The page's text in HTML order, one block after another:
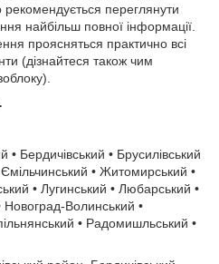
переглянути
найбільш повної інформації.
проясняться практично всі
(дізнайтеся також чим
• Бердичівський • Брусилівський
• Житомирський •
• Лугинський • Любарський •
Волинський •
• Радомишльський •